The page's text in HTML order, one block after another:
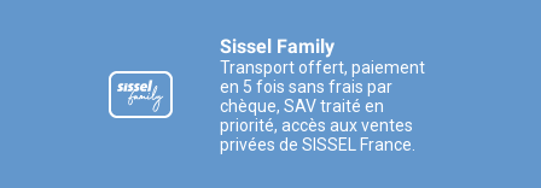
Sissel Family
Transport offert, paiement
en 5 fois sans frais par
chèque, SAV traité en
priorité, accès aux ventes
privées de SISSEL France.